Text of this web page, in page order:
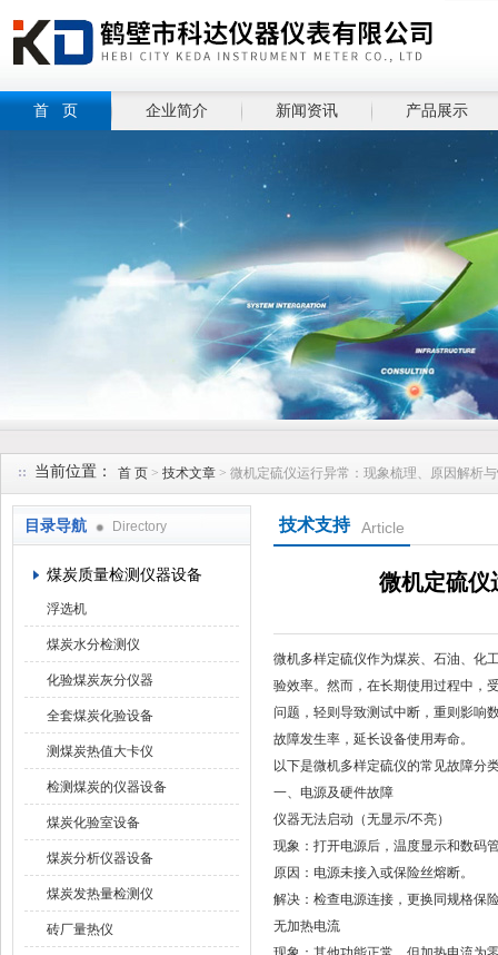
首 页 企业简介 新闻资讯 产品展示
当前位置： 首 页 > 技术文章 > 微机定硫仪运行异常：现象梳理、原因解析
目录导航 Directory
煤炭质量检测仪器设备
浮选机
煤炭水分检测仪
化验煤炭灰分仪器
全套煤炭化验设备
测煤炭热值大卡仪
检测煤炭的仪器设备
煤炭化验室设备
煤炭分析仪器设备
煤炭发热量检测仪
砖厂量热仪
技术支持 Article
微机定硫仪
微机多样定硫仪作为煤炭、石油、化
验效率。然而，在长期使用过程中，
问题，轻则导致测试中断，重则影响
故障发生率，延长设备使用寿命。
以下是微机多样定硫仪的常见故障分
一、电源及硬件故障
仪器无法启动（无显示/不亮）
现象：打开电源后，温度显示和数码
原因：电源未接入或保险丝熔断。
解决：检查电源连接，更换同规格保
无加热电流